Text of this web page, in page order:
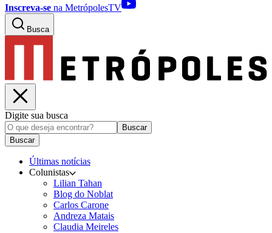
Inscreva-se na MetrópolesTV
Busca
Digite sua busca
Buscar
Buscar
Últimas notícias
Colunistas
Lilian Tahan
Blog do Noblat
Carlos Carone
Andreza Matais
Claudia Meireles